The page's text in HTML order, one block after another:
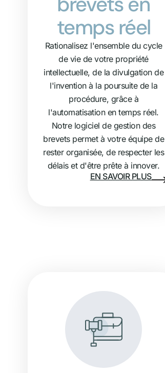
temps réel
Rationalisez l'ensemble du cycle
de vie de votre propriété
intellectuelle, de la divulgation de
l'invention à la poursuite de la
procédure, grâce à
l'automatisation en temps réel.
Notre logiciel de gestion des
brevets permet à votre équipe de
rester organisée, de respecter les
délais et d'être prête à innover.
EN SAVOIR PLUS